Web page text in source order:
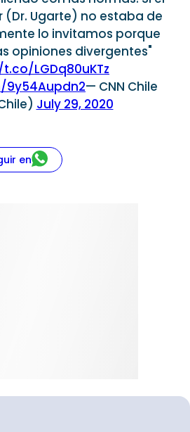
(Dr. Ugarte) no estaba de
lo invitamos porque
opiniones divergentes"
LGDq80uKTz
— CNN Chile
July 29, 2020
en